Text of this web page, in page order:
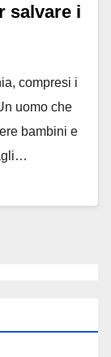
salvare i
compresi i
uomo che
bambini e